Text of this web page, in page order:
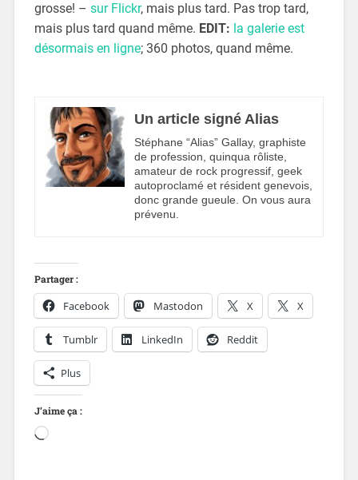
grosse! – sur Flickr, mais plus tard. Pas trop tard,
mais plus tard quand même. EDIT: la galerie est
désormais en ligne; 360 photos, quand même.
Un article signé Alias
Stéphane “Alias” Gallay, graphiste
de profession, quinqua rôliste,
amateur de rock progressif, geek
autoproclamé et résident genevois,
donc grande gueule. On vous aura
prévenu.
Partager :
Facebook Mastodon X X
Tumblr LinkedIn Reddit
Plus
J’aime ça :